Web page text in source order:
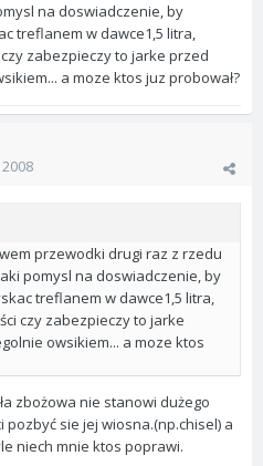
na doswiadczenie, by
treflanem w dawce1,5 litra,
zabezpieczy to jarke przed
a moze ktos juz probował?
przewodki drugi raz z rzedu
pomysl na doswiadczenie, by
treflanem w dawce1,5 litra,
czy zabezpieczy to jarke
owsikiem... a moze ktos
zbożowa nie stanowi dużego
sie jej wiosna.(np.chisel) a
niech mnie ktos poprawi.